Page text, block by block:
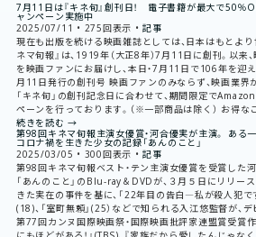
7月11日は『キネ旬』創刊日！ 電子書籍が最大で50％
ャンペーン実施中
2025/07/11 • 275回表示 • 記事
現在も出版を続ける映画雑誌としては、日本はもとよ
ネマ旬報』は、1919年（大正8年）7月11日に創刊。以来
を映画ファンにお届けし、本日・7月11日で106年を
月11日発行の創刊号 映画ファンのみならず、映画業界
「キネ旬」の創刊記念日に合わせて、期間限定で
ペーンを行っております。（※一部商品は除く） お得な
続きを読む →
第98回キネマ旬報主演女優賞・河合優実が主演。 ある
コロナ禍を生きた少女の記録「あんのこと」
2025/03/05 • 300回表示 • 記事
第98回キネマ旬報ベスト・テン主演女優賞を受賞した
「あんのこと」のBlu-ray＆DVDが、３月５日にリリー
きた実在の事件を基に、「22年目の告白―私が殺人犯で
(18)、「室町無頼」(25）などで知られる入江悠監督が、
第77回カンヌ国際映画祭・国際映画批評家連盟賞受賞作